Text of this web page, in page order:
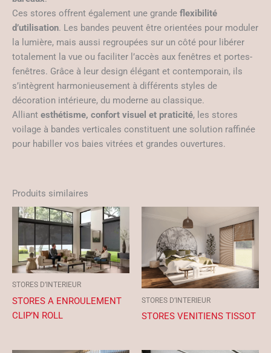
Ces stores offrent également une grande flexibilité
d’utilisation. Les bandes peuvent être orientées pour moduler
la lumière, mais aussi regroupées sur un côté pour libérer
totalement la vue ou faciliter l’accès aux fenêtres et portes-
fenêtres. Grâce à leur design élégant et contemporain, ils
s’intègrent harmonieusement à différents styles de
décoration intérieure, du moderne au classique.
Alliant esthétisme, confort visuel et praticité, les stores
voilage à bandes verticales constituent une solution raffinée
pour habiller vos baies vitrées et grandes ouvertures.
Produits similaires
STORES D’INTERIEUR
STORES A ENROULEMENT
CLIP’N ROLL
STORES D’INTERIEUR
STORES VENITIENS TISSOT